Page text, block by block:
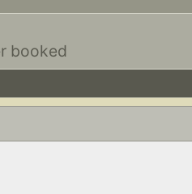
booked